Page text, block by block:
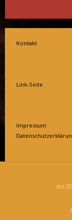
Kontakt
Link-Seite
Impressum
bis